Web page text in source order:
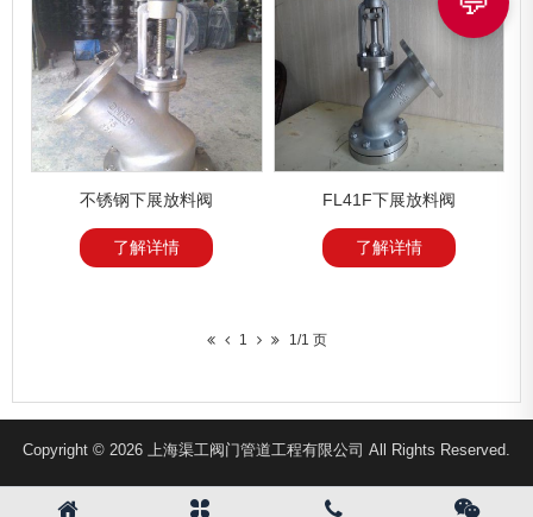
不锈钢下展放料阀
了解详情
FL41F下展放料阀
了解详情
1 1/1 页
Copyright © 2026 上海渠工阀门管道工程有限公司 All Rights Reserved.